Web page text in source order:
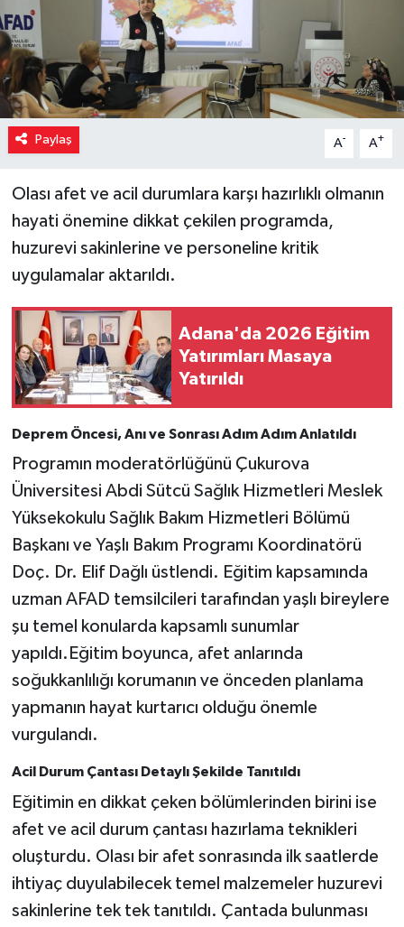
Paylaş A- A+
Olası afet ve acil durumlara karşı hazırlıklı olmanın
hayati önemine dikkat çekilen programda,
huzurevi sakinlerine ve personeline kritik
uygulamalar aktarıldı.
Adana'da 2026 Eğitim
Yatırımları Masaya
Yatırıldı
Deprem Öncesi, Anı ve Sonrası Adım Adım Anlatıldı
Programın moderatörlüğünü Çukurova
Üniversitesi Abdi Sütcü Sağlık Hizmetleri Meslek
Yüksekokulu Sağlık Bakım Hizmetleri Bölümü
Başkanı ve Yaşlı Bakım Programı Koordinatörü
Doç. Dr. Elif Dağlı üstlendi. Eğitim kapsamında
uzman AFAD temsilcileri tarafından yaşlı bireylere
şu temel konularda kapsamlı sunumlar
yapıldı.Eğitim boyunca, afet anlarında
soğukkanlılığı korumanın ve önceden planlama
yapmanın hayat kurtarıcı olduğu önemle
vurgulandı.
Acil Durum Çantası Detaylı Şekilde Tanıtıldı
Eğitimin en dikkat çeken bölümlerinden birini ise
afet ve acil durum çantası hazırlama teknikleri
oluşturdu. Olası bir afet sonrasında ilk saatlerde
ihtiyaç duyulabilecek temel malzemeler huzurevi
sakinlerine tek tek tanıtıldı. Çantada bulunması